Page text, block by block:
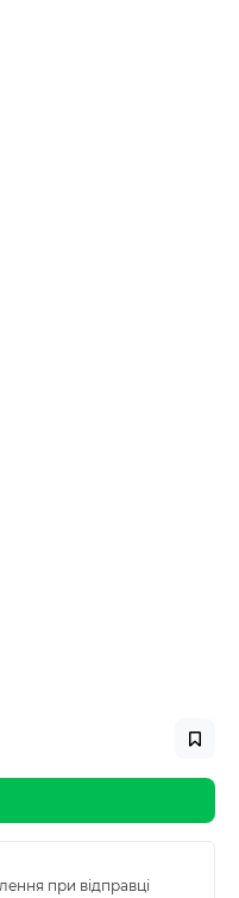
при відправці